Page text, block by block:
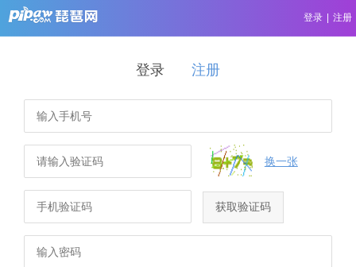
登录 注册
登录 注册
换一张
获取验证码